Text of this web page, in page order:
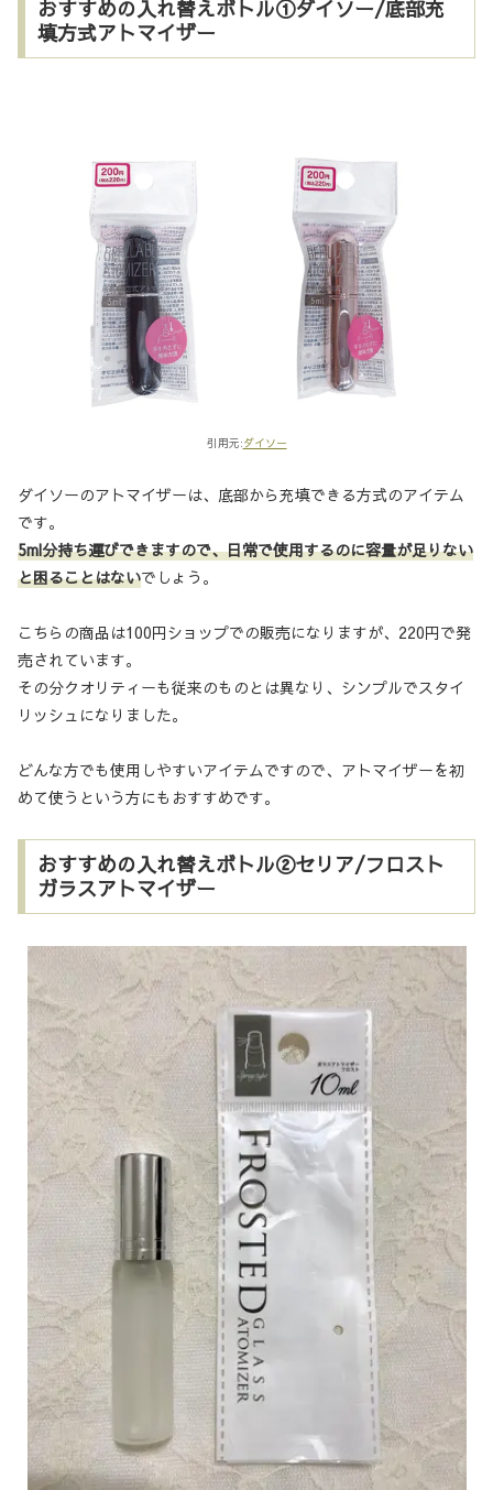
おすすめの入れ替えボトル①ダイソー/底部充
填方式アトマイザー
引用元:ダイソー
ダイソーのアトマイザーは、底部から充填できる方式のアイテム
です。
5ml分持ち運びできますので、日常で使用するのに容量が足りない
と困ることはないでしょう。
こちらの商品は100円ショップでの販売になりますが、220円で発
売されています。
その分クオリティーも従来のものとは異なり、シンプルでスタイ
リッシュになりました。
どんな方でも使用しやすいアイテムですので、アトマイザーを初
めて使うという方にもおすすめです。
おすすめの入れ替えボトル②セリア/フロスト
ガラスアトマイザー